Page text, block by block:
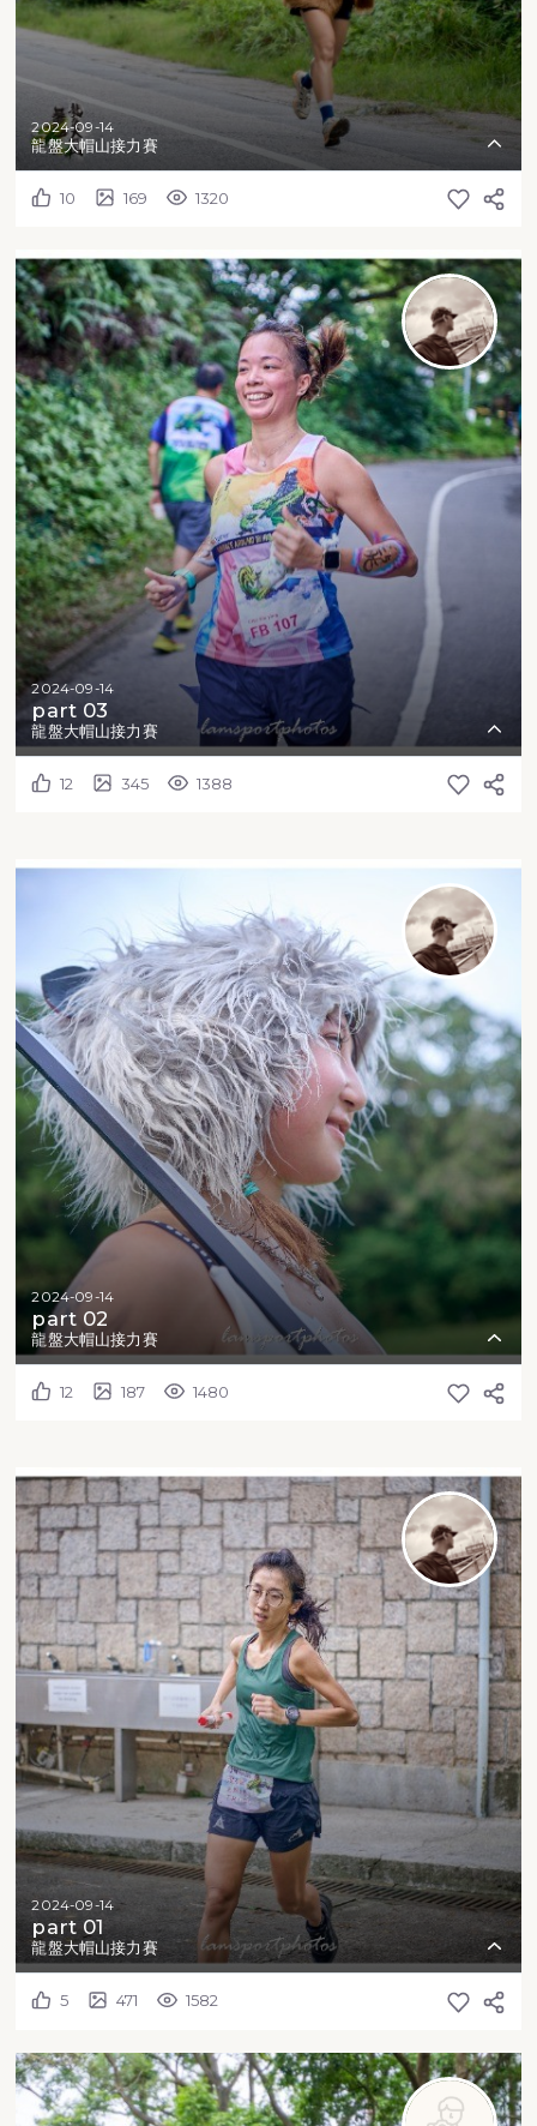
2024-09-14
龍盤大帽山接力賽
10 169 1320
2024-09-14
part 03
龍盤大帽山接力賽
12 345 1388
2024-09-14
part 02
龍盤大帽山接力賽
12 187 1480
2024-09-14
part 01
龍盤大帽山接力賽
5 471 1582